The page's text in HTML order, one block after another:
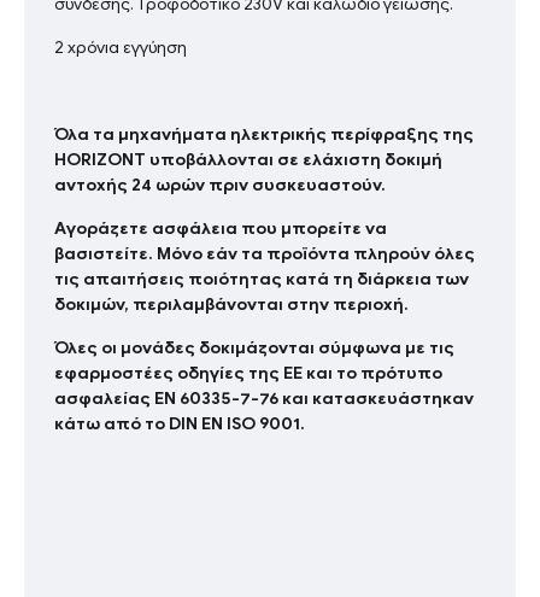
σύνδεσης. Τροφοδοτικό 230V και καλώδιο γείωσης.
2 χρόνια εγγύηση
Όλα τα μηχανήματα ηλεκτρικής περίφραξης της
HORIZONT υποβάλλονται σε ελάχιστη δοκιμή
αντοχής 24 ωρών πριν συσκευαστούν.
Aγοράζετε ασφάλεια που μπορείτε να
βασιστείτε. Μόνο εάν τα προϊόντα πληρούν όλες
τις απαιτήσεις ποιότητας κατά τη διάρκεια των
δοκιμών, περιλαμβάνονται στην περιοχή.
Όλες οι μονάδες δοκιμάζονται σύμφωνα με τις
εφαρμοστέες οδηγίες της ΕΕ και το πρότυπο
ασφαλείας EN 60335-7-76 και κατασκευάστηκαν
κάτω από το DIN EN ISO 9001.